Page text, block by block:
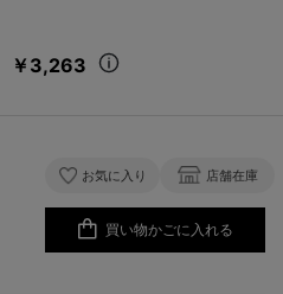
お気に入り 店舗在庫
買い物かごに入れる
￥3,263